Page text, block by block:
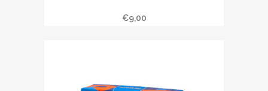
€9,00